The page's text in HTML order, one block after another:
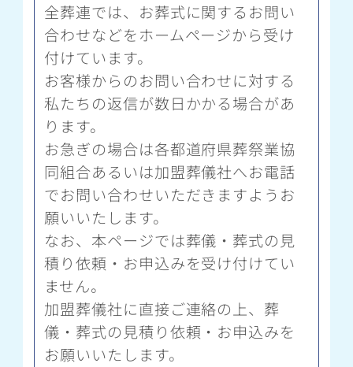
全葬連では、お葬式に関するお問い
合わせなどをホームページから受け
付けています。
お客様からのお問い合わせに対する
私たちの返信が数日かかる場合があ
ります。
お急ぎの場合は各都道府県葬祭業協
同組合あるいは加盟葬儀社へお電話
でお問い合わせいただきますようお
願いいたします。
なお、本ページでは葬儀・葬式の見
積り依頼・お申込みを受け付けてい
ません。
加盟葬儀社に直接ご連絡の上、葬
儀・葬式の見積り依頼・お申込みを
お願いいたします。